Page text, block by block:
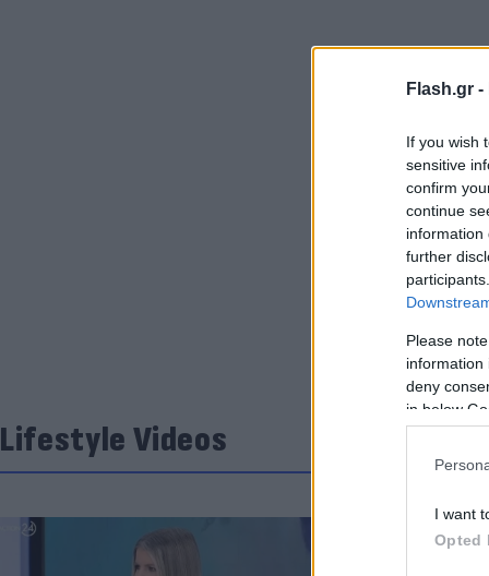
Flash.gr -
If you wish
sensitive
confirm
continue
information
further
Please
information
deny
in below
I want
Opted
Lifestyle Videos